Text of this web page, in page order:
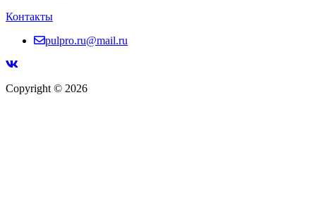
Контакты
pulpro.ru@mail.ru
Copyright © 2026